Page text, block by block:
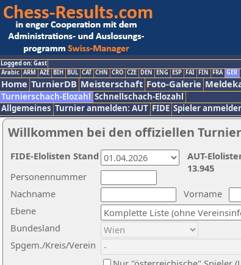
Logged on: Gast
Arabic ARM AZE BIH BUL CAT CHN CRO CZE DEN ENG ESP FAI FIN FRA GER
Home TurnierDB Meisterschaft Foto-Galerie
Turnierschach-Elozahl Schnellschach-Elozahl
Allgemeines Turnier anmelden: AUT FIDE Spieler
Willkommen bei den offiziellen
Nachname
Vorname
Ebene
Personennummer
Bundesland
Spgem./Kreis/Verein
AUT-
13.945
FIDE-Elolisten Stand